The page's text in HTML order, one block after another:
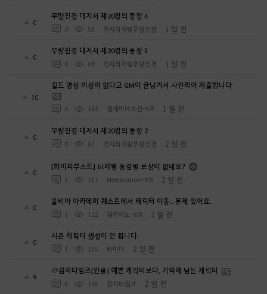
0
무량진경 대지서 제20경의 등장 4
0 53 천지의재림무량진경 1 일 전
0
무량진경 대지서 제20경의 등장 3
0 60 천지의재림무량진경 1 일 전
10
길드 명성 이상이 없다고 GM이 글남겨서 사진찍어 제출합니다
4 163 절세미녀초선-KR 1 일 전
0
무량진경 대지서 제20경의 등장 2
0 67 천지의재림무량진경 2 일 전
0
[하이퍼부스트] 61레벨 동검별 보상이 없네요?
3 151 Hemination-KR 2 일 전
0
올비아 아카데미 퀘스트에서 캐릭터 이동.. 문제 있어요.
1 122 일리아노-KR 2 일 전
0
시즌 캐릭터 생성이 안 됩니다.
1 155 란미녀 2 일 전
9
🥔감자타임즈[인물] 예쁜 캐릭터보다, 기억에 남는 캐릭터
6 145 감자타임즈 2 일 전